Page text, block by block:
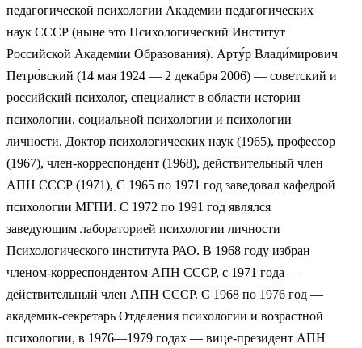
педагогической психологии Академии педагогических
наук СССР (ныне это Психологический Институт
Российской Академии Образования). Арту́р Влади́мирович
Петро́вский (14 мая 1924 — 2 декабря 2006) — советский и
российский психолог, специалист в области истории
психологии, социальной психологии и психологии
личности. Доктор психологических наук (1965), профессор
(1967), член-корреспондент (1968), действительный член
АПН СССР (1971), С 1965 по 1971 год заведовал кафедрой
психологии МГПИ. С 1972 по 1991 год являлся
заведующим лабораторией психологии личности
Психологического института РАО. В 1968 году избран
членом-корреспондентом АПН СССР, с 1971 года —
действительный член АПН СССР. С 1968 по 1976 год —
академик-секретарь Отделения психологии и возрастной
психологии, в 1976—1979 годах — вице-президент АПН